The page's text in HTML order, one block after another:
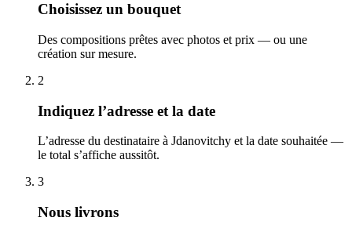
Choisissez un bouquet
Des compositions prêtes avec photos et prix — ou une
création sur mesure.
2
Indiquez l’adresse et la date
L’adresse du destinataire à Jdanovitchy et la date souhaitée —
le total s’affiche aussitôt.
3
Nous livrons